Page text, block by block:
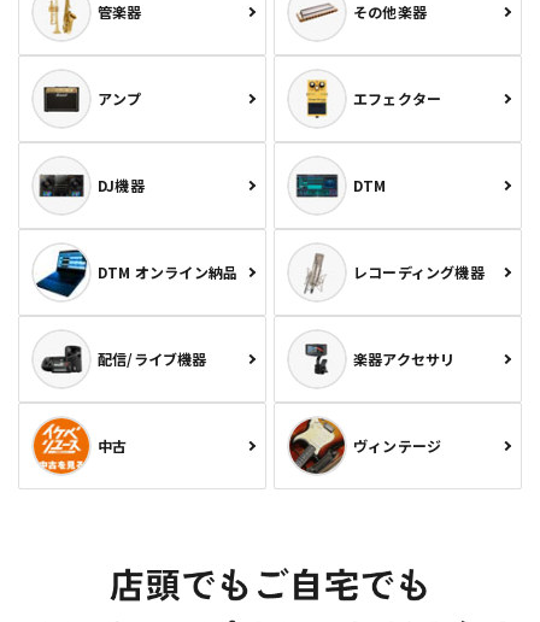
管楽器 その他楽器
アンプ エフェクター
DJ機器 DTM
DTM オンライン納品 レコーディング機器
配信/ライブ機器 楽器アクセサリ
中古 ヴィンテージ